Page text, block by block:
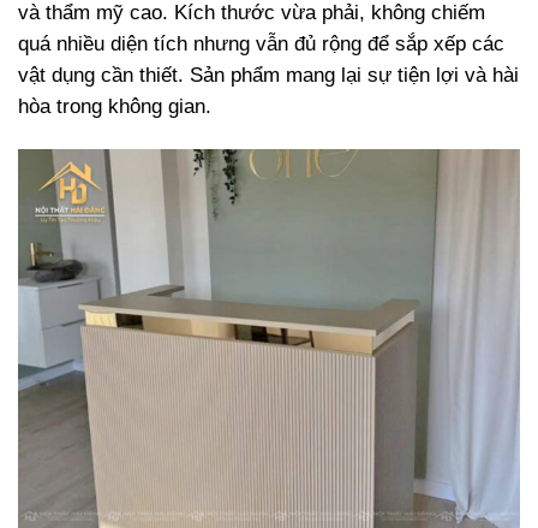
và thẩm mỹ cao. Kích thước vừa phải, không chiếm
quá nhiều diện tích nhưng vẫn đủ rộng để sắp xếp các
vật dụng cần thiết. Sản phẩm mang lại sự tiện lợi và hài
hòa trong không gian.